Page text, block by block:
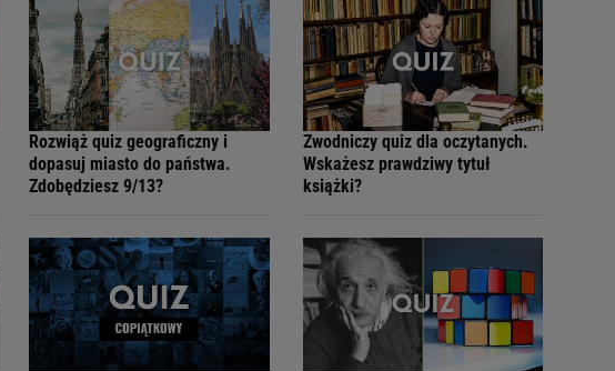
Rozwiąż quiz geograficzny i
dopasuj miasto do państwa.
Zdobędziesz 9/13?
Zwodniczy quiz dla oczytanych.
Wskażesz prawdziwy tytuł
książki?